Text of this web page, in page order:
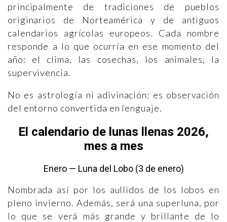
principalmente de tradiciones de pueblos
originarios de Norteamérica y de antiguos
calendarios agrícolas europeos. Cada nombre
responde a lo que ocurría en ese momento del
año: el clima, las cosechas, los animales, la
supervivencia.
No es astrología ni adivinación: es observación
del entorno convertida en lenguaje.
El calendario de lunas llenas 2026,
mes a mes
Enero — Luna del Lobo (3 de enero)
Nombrada así por los aullidos de los lobos en
pleno invierno. Además, será una superluna, por
lo que se verá más grande y brillante de lo